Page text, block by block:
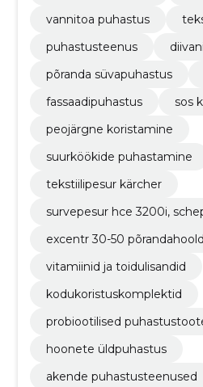
vannitoa puhastus
puhastusteenus
põranda süvapuhastus
fassaadipuhastus
sos
peojärgne koristamine
suurköökide puhastamine
tekstiilipesur kärcher
survepesur hce 3200i,
excentr 30-50
vitamiinid ja toidulisandid
kodukoristuskomplektid
probiootilised
hoonete üldpuhastus
akende puhastusteenused